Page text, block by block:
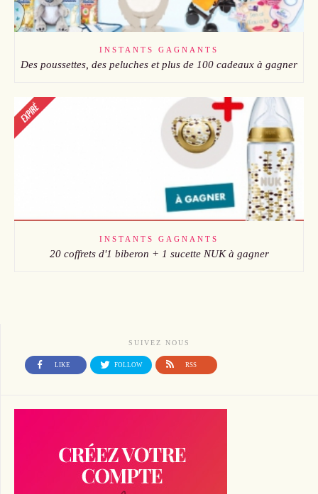
INSTANTS GAGNANTS
Des poussettes, des peluches et plus de 100 cadeaux à gagner
INSTANTS GAGNANTS
20 coffrets d'1 biberon + 1 sucette NUK à gagner
SUIVEZ NOUS
LIKE FOLLOW RSS